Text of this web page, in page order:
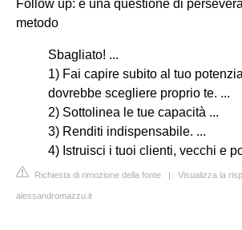
Follow up: è una questione di
metodo
Sbagliato! ...
1) Fai capire subito al tuo
dovrebbe scegliere proprio te. ...
2) Sottolinea le tue capacità ...
3) Renditi indispensabile. ...
4) Istruisci i tuoi clienti, vecchi e
Richiesta di rimozione della fonte | Visualizza la
alessandromazzu.it